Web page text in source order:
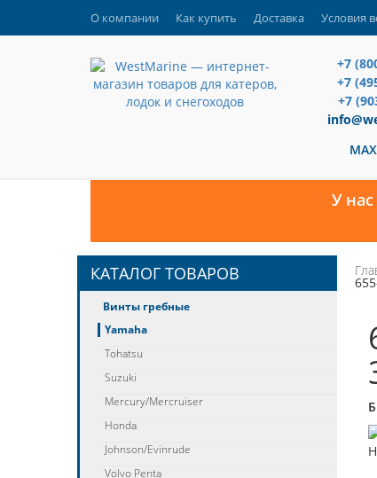
О компании Как купить Доставка Условия
+7
+7
+7
MAX
У
КАТАЛОГ ТОВАРОВ
Винты гребные
Yamaha
Tohatsu
Suzuki
Mercury/Mercruiser
Honda
Johnson/Evinrude
Volvo Penta